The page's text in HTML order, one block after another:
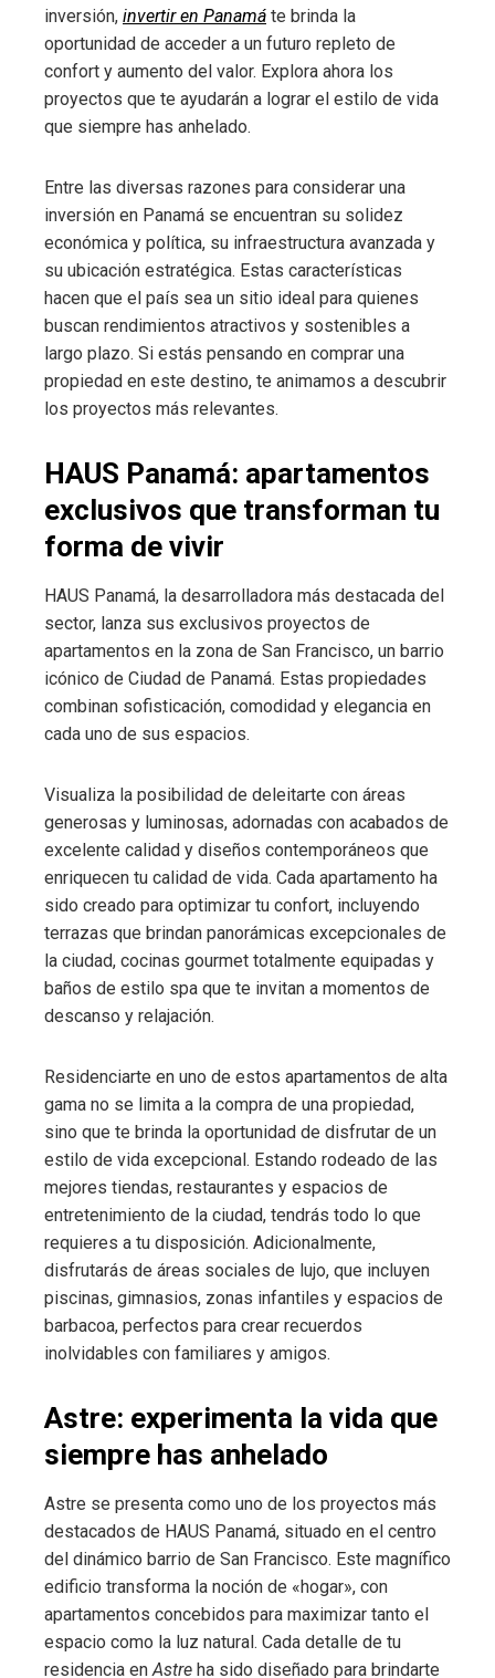
inversión, invertir en Panamá te brinda la
oportunidad de acceder a un futuro repleto de
confort y aumento del valor. Explora ahora los
proyectos que te ayudarán a lograr el estilo de vida
que siempre has anhelado.
Entre las diversas razones para considerar una
inversión en Panamá se encuentran su solidez
económica y política, su infraestructura avanzada y
su ubicación estratégica. Estas características
hacen que el país sea un sitio ideal para quienes
buscan rendimientos atractivos y sostenibles a
largo plazo. Si estás pensando en comprar una
propiedad en este destino, te animamos a descubrir
los proyectos más relevantes.
HAUS Panamá: apartamentos
exclusivos que transforman tu
forma de vivir
HAUS Panamá, la desarrolladora más destacada del
sector, lanza sus exclusivos proyectos de
apartamentos en la zona de San Francisco, un barrio
icónico de Ciudad de Panamá. Estas propiedades
combinan sofisticación, comodidad y elegancia en
cada uno de sus espacios.
Visualiza la posibilidad de deleitarte con áreas
generosas y luminosas, adornadas con acabados de
excelente calidad y diseños contemporáneos que
enriquecen tu calidad de vida. Cada apartamento ha
sido creado para optimizar tu confort, incluyendo
terrazas que brindan panorámicas excepcionales de
la ciudad, cocinas gourmet totalmente equipadas y
baños de estilo spa que te invitan a momentos de
descanso y relajación.
Residenciarte en uno de estos apartamentos de alta
gama no se limita a la compra de una propiedad,
sino que te brinda la oportunidad de disfrutar de un
estilo de vida excepcional. Estando rodeado de las
mejores tiendas, restaurantes y espacios de
entretenimiento de la ciudad, tendrás todo lo que
requieres a tu disposición. Adicionalmente,
disfrutarás de áreas sociales de lujo, que incluyen
piscinas, gimnasios, zonas infantiles y espacios de
barbacoa, perfectos para crear recuerdos
inolvidables con familiares y amigos.
Astre: experimenta la vida que
siempre has anhelado
Astre se presenta como uno de los proyectos más
destacados de HAUS Panamá, situado en el centro
del dinámico barrio de San Francisco. Este magnífico
edificio transforma la noción de «hogar», con
apartamentos concebidos para maximizar tanto el
espacio como la luz natural. Cada detalle de tu
residencia enAstre ha sido diseñado para brindarte